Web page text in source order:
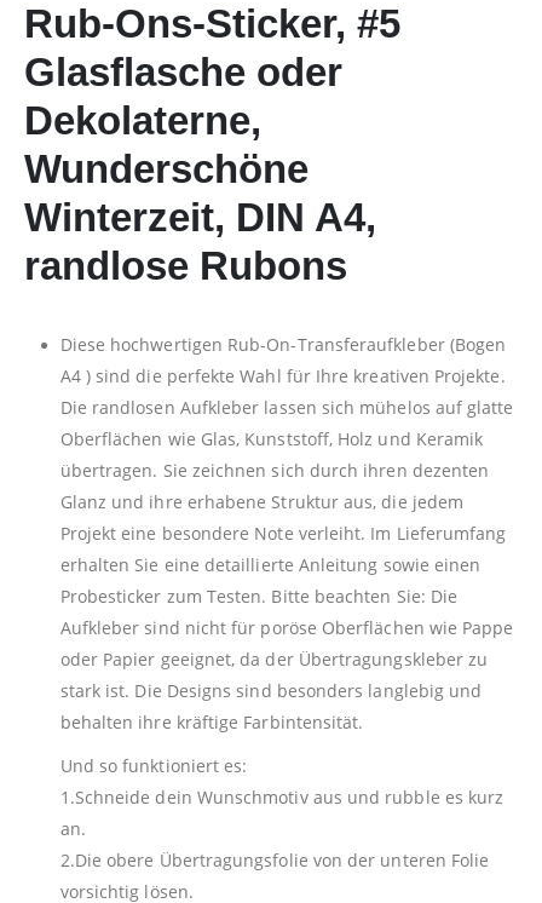
Rub-Ons-Sticker, #5
Glasflasche oder
Dekolaterne,
Wunderschöne
Winterzeit, DIN A4,
randlose Rubons
Diese hochwertigen Rub-On-Transferaufkleber (Bogen
A4 ) sind die perfekte Wahl für Ihre kreativen Projekte.
Die randlosen Aufkleber lassen sich mühelos auf glatte
Oberflächen wie Glas, Kunststoff, Holz und Keramik
übertragen. Sie zeichnen sich durch ihren dezenten
Glanz und ihre erhabene Struktur aus, die jedem
Projekt eine besondere Note verleiht. Im Lieferumfang
erhalten Sie eine detaillierte Anleitung sowie einen
Probesticker zum Testen. Bitte beachten Sie: Die
Aufkleber sind nicht für poröse Oberflächen wie Pappe
oder Papier geeignet, da der Übertragungskleber zu
stark ist. Die Designs sind besonders langlebig und
behalten ihre kräftige Farbintensität.
Und so funktioniert es:
1.Schneide dein Wunschmotiv aus und rubble es kurz
an.
2.Die obere Übertragungsfolie von der unteren Folie
vorsichtig lösen.